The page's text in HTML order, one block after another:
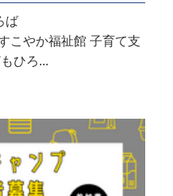
ば
こやか福祉館 子育て支
ひろ...